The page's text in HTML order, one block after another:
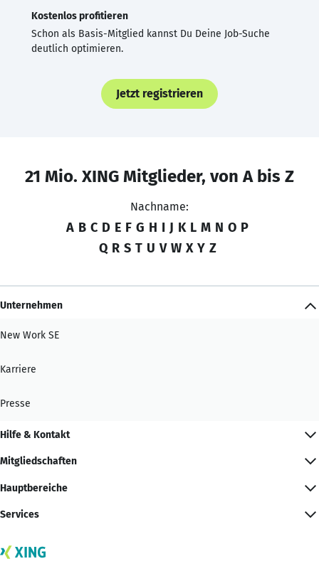
Kostenlos profitieren
Schon als Basis-Mitglied kannst Du Deine Job-Suche
deutlich optimieren.
Jetzt registrieren
21 Mio. XING Mitglieder, von A bis Z
Nachname:
A B C D E F G H I J K L M N O P
Q R S T U V W X Y Z
Unternehmen
New Work SE
Karriere
Presse
Hilfe & Kontakt
Mitgliedschaften
Hauptbereiche
Services